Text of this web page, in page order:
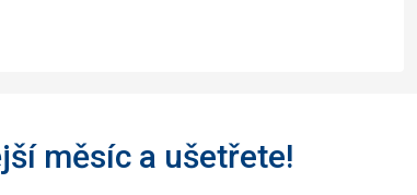
měsíc a ušetřete!